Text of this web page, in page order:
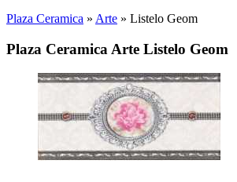
Plaza Ceramica » Arte » Listelo Geom
Plaza Ceramica Arte Listelo Geom